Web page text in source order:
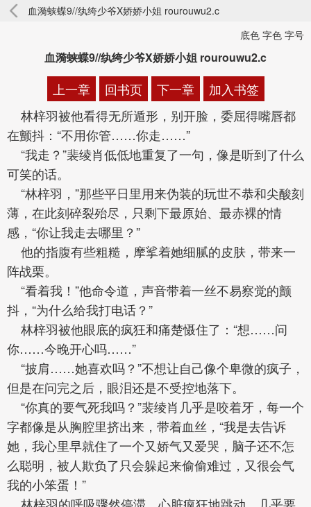
血漪蛱蝶9//纨绔少爷X娇娇小姐 rourouwu2.c
底色 字色 字号
血漪蛱蝶9//纨绔少爷X娇娇小姐 rourouwu2.c
上一章 回书页 下一章
加入书签
林梓羽被他看得无所遁形，别开脸，委屈得嘴唇都
在颤抖：“不用你管……你走……”
“我走？”裴绫肖低低地重复了一句，像是听到了什么
可笑的话。
“林梓羽，”那些平日里用来伪装的玩世不恭和尖酸刻
薄，在此刻碎裂殆尽，只剩下最原始、最赤裸的情
感，“你让我走去哪里？”
他的指腹有些粗糙，摩挲着她细腻的皮肤，带来一
阵战栗。
“看着我！”他命令道，声音带着一丝不易察觉的颤
抖，“为什么给我打电话？”
林梓羽被他眼底的疯狂和痛楚慑住了：“想……问
你……今晚开心吗……”
“披肩……她喜欢吗？”不想让自己像个卑微的疯子，
但是在问完之后，眼泪还是不受控地落下。
“你真的要气死我吗？”裴绫肖几乎是咬着牙，每一个
字都像是从胸腔里挤出来，带着血丝，“我是去告诉
她，我心里早就住了一个又娇气又爱哭，脑子还不怎
么聪明，被人欺负了只会躲起来偷偷难过，又很会气
我的小笨蛋！”